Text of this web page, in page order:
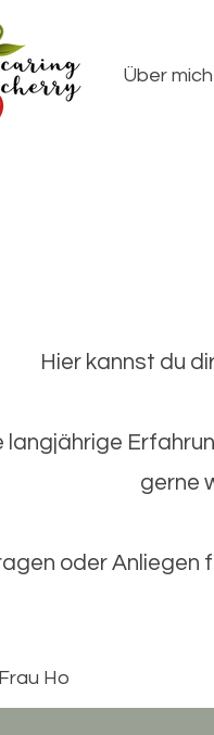
Über mich
Hier kannst du
langjährige
gerne
oder Anliegen
Ho